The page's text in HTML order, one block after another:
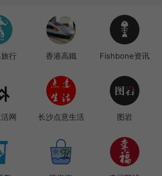
行 香港高鐵 Fishbone资讯
网 长沙点意生活 图岩